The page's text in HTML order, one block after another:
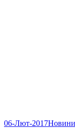
06-Лют-2017Новини